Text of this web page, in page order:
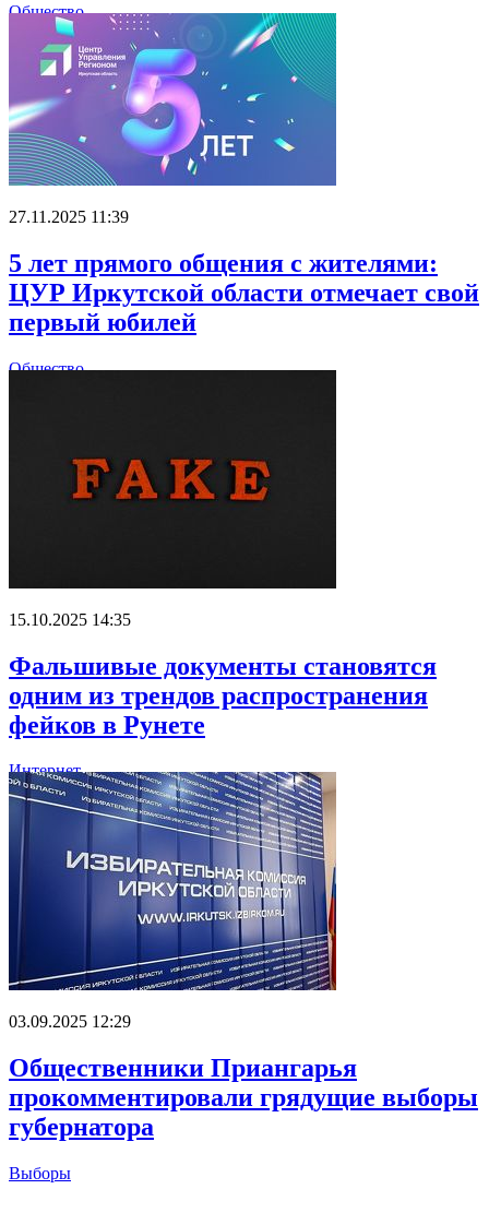
Общество
27.11.2025 11:39
5 лет прямого общения с жителями:
ЦУР Иркутской области отмечает свой
первый юбилей
Общество
15.10.2025 14:35
Фальшивые документы становятся
одним из трендов распространения
фейков в Рунете
Интернет
03.09.2025 12:29
Общественники Приангарья
прокомментировали грядущие выборы
губернатора
Выборы